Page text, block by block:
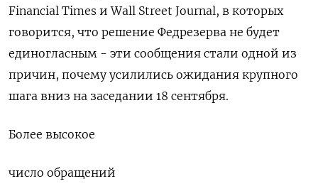
Financial Times и Wall Street Journal, в которых
говорится, что решение Федрезерва не будет
единогласным - эти сообщения стали одной из
причин, почему усилились ожидания крупного
шага вниз на заседании 18 сентября.
Более высокое
число обращений